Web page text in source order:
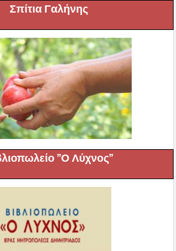
Σπίτια Γαλήνης
”Ο Λύχνος”